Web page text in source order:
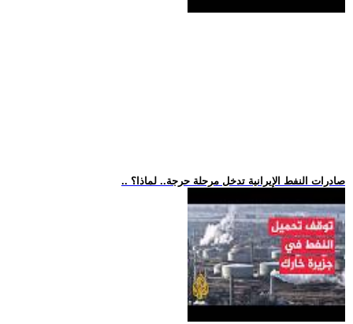
.. صادرات النفط الإيرانية تدخل مرحلة حرجة.. لماذا؟